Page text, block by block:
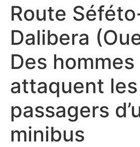
Route
Dalibera
Des
attaquent les
passagers
minibus